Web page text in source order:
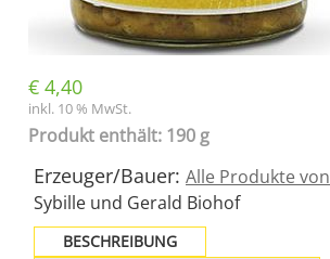
€ 4,40
inkl. 10 % MwSt.
Produkt enthält: 190 g
Erzeuger/Bauer: Alle Produkte von
Sybille und Gerald Biohof
BESCHREIBUNG